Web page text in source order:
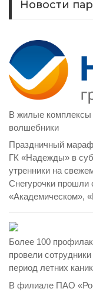
Новости
В жилые комплексы
волшебники
Праздничный
ГК «Надежды» в
утренники на
Снегурочки прошли
«Академическом»,
Более 100
провели
период летних
В филиале ПАО